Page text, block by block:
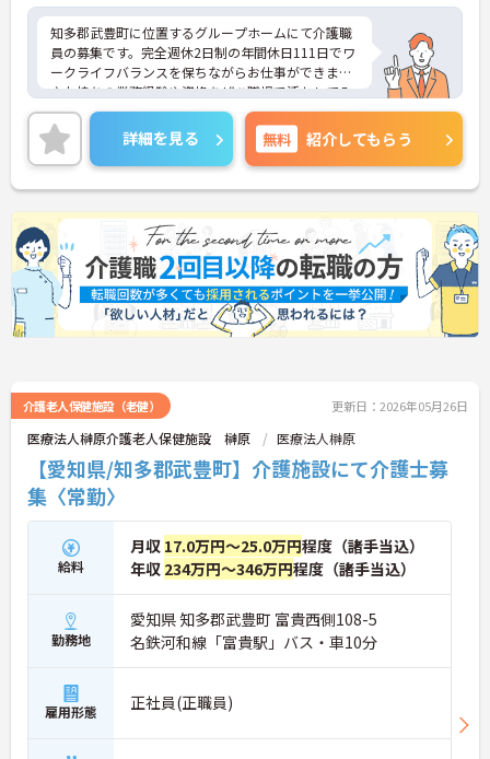
知多郡武豊町に位置するグループホームにて介護職
員の募集です。完全週休2日制の年間休日111日でワ
ークライフバランスを保ちながらお仕事ができます
♪お持ちの業務経験や資格をぜひ職場で活かしてみ
ませんか？ご興味ある方は面接ポイントをお伝えし
ますので、お気軽にご連絡ください。
詳細を見る 無料 紹介してもらう
介護老人保健施設（老健） 更新日：2026年05月26日
医療法人榊原介護老人保健施設 榊原 医療法人榊原
【愛知県/知多郡武豊町】介護施設にて介護士募
集〈常勤〉
給料
月収 17.0万円～25.0万円程度（諸手当込）
年収 234万円～346万円程度（諸手当込）
勤務地
愛知県 知多郡武豊町 富貴西側108-5
名鉄河和線「富貴駅」バス・車10分
雇用形態 正社員(正職員)